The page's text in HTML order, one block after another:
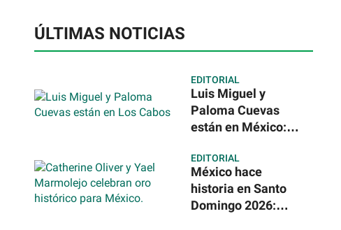
ÚLTIMAS NOTICIAS
EDITORIAL
Luis Miguel y
Paloma Cuevas
están en México:
escapada a Los
Cabos
EDITORIAL
México hace
historia en Santo
Domingo 2026: